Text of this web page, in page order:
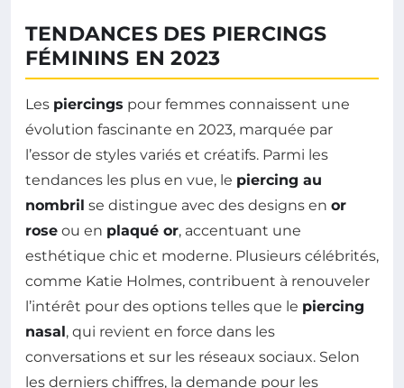
TENDANCES DES PIERCINGS
FÉMININS EN 2023
Les piercings pour femmes connaissent une
évolution fascinante en 2023, marquée par
l’essor de styles variés et créatifs. Parmi les
tendances les plus en vue, le piercing au
nombril se distingue avec des designs en or
rose ou en plaqué or, accentuant une
esthétique chic et moderne. Plusieurs célébrités,
comme Katie Holmes, contribuent à renouveler
l’intérêt pour des options telles que le piercing
nasal, qui revient en force dans les
conversations et sur les réseaux sociaux. Selon
les derniers chiffres, la demande pour les